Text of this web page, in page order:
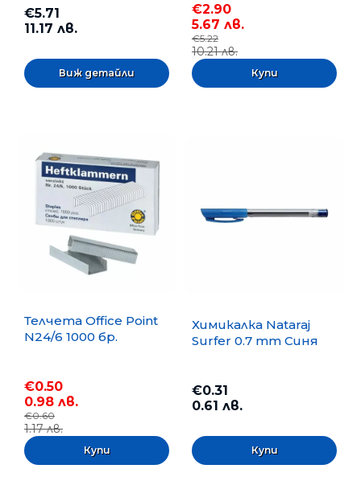
€5.71
11.17 лв.
Виж детайли
€2.90
5.67 лв.
€5.22
10.21 лв.
Телчета Office Point
N24/6 1000 бр.
€0.50
0.98 лв.
€0.60
1.17 лв.
Химикалка Nataraj
Surfer 0.7 mm Синя
€0.31
0.61 лв.